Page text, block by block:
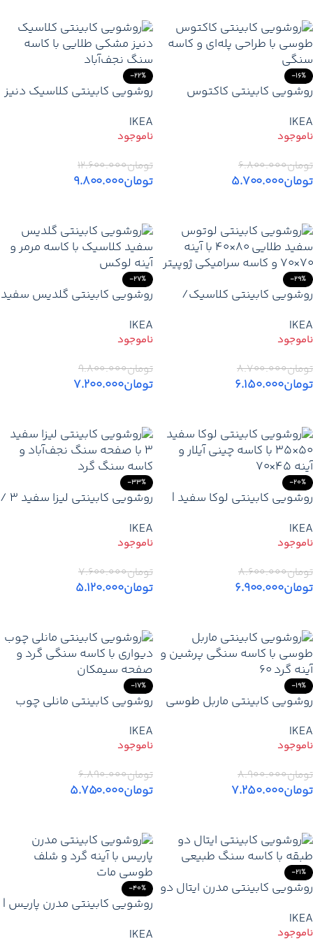
-16%
روشویی کابینتی کاکتوس
کنسول و کاسه سنگی/قیمت/
خرید
IKEA
تومان۶.۸۰۰.۰۰۰
تومان۵.۷۰۰.۰۰۰
-22%
روشویی کابینتی کلاسیک دنیز
۷۰×۷۰، کاسه سنگ نجف‌آباد
IKEA
تومان۱۲.۶۰۰.۰۰۰
تومان۹.۸۰۰.۰۰۰
-29%
روشویی کابینتی کلاسیک/
ترکیب لوکس با کاسه سرامیکی
ژوپیتر
IKEA
تومان۸.۷۰۰.۰۰۰
تومان۶.۱۵۰.۰۰۰
-27%
روشویی کابینتی گلدیس سفید
با کاسه مرمر / قیمت / خرید
IKEA
تومان۹.۸۰۰.۰۰۰
تومان۷.۲۰۰.۰۰۰
-20%
روشویی کابینتی لوکا سفید |
کوچک / قیمت/خرید
IKEA
تومان۸.۶۰۰.۰۰۰
تومان۶.۹۰۰.۰۰۰
-33%
روشویی کابینتی لیزا سفید ۳ /
IKEA
تومان۷.۶۰۰.۰۰۰
تومان۵.۱۲۰.۰۰۰
-19%
روشویی کابینتی ماربل طوسی
پرشین – قیمت تولیدی
IKEA
تومان۸.۹۰۰.۰۰۰
تومان۷.۲۵۰.۰۰۰
-17%
روشویی کابینتی مانلی چوب
– قیمت تولیدی
IKEA
تومان۶.۸۹۰.۰۰۰
تومان۵.۷۵۰.۰۰۰
-21%
روشویی کابینتی مدرن ایتال دو
IKEA
-40%
روشویی کابینتی مدرن پاریس |
IKEA